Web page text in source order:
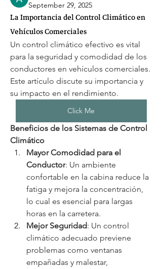
September 29, 2025
La Importancia del Control Climático en
Vehículos Comerciales
Un control climático efectivo es vital
para la seguridad y comodidad de los
conductores en vehículos comerciales.
Este artículo discute su importancia y
su impacto en el rendimiento.
Click Me
Beneficios de los Sistemas de Control
Climático
Mayor Comodidad para el
Conductor: Un ambiente
confortable en la cabina reduce la
fatiga y mejora la concentración,
lo cual es esencial para largas
horas en la carretera.
Mejor Seguridad: Un control
climático adecuado previene
problemas como ventanas
empañadas y malestar,